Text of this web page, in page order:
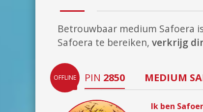
Betrouwbaar medium Safoera
Safoera te bereiken, verkrijg
OFFLINE PIN 2850 MEDIUM
Ik ben